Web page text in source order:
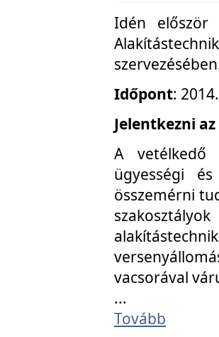
Idén
Időpont:
Jelentkezni az
A vetélkedő
ügyességi
összemérni
vacsorával
...
Tovább